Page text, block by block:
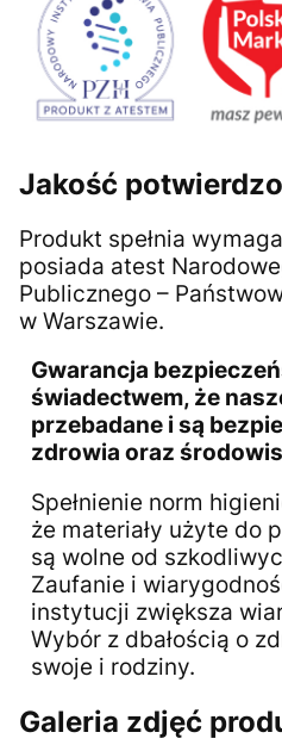
Jakość
Produkt spełnia
posiada atest
Publicznego –
w Warszawie.
Gwarancja
świadectwem, że
przebadane i są
zdrowia oraz
Spełnienie norm
że materiały użyte do
są wolne od
Zaufanie i
instytucji zwiększa
Wybór z dbałością o
swoje i rodziny.
Galeria zdjęć